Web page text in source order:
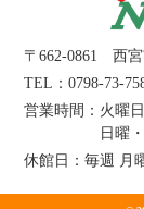
〒662-0861 西
TEL：0798-73-
営業時間： 火曜
日曜
休館日：毎週 月